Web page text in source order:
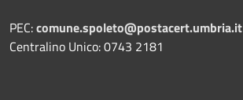
PEC:comune.spoleto@postacert.umbria.it
Centralino Unico: 0743 2181